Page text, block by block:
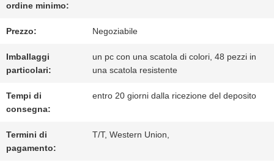
NOTIZIE
CASI
MAPPA
ordine minimo:
Prezzo: Negoziabile
Imballaggi
particolari:
un pc con una scatola di colori, 48 pezzi in
una scatola resistente
Tempi di
consegna:
entro 20 giorni dalla ricezione del deposito
Termini di
pagamento:
T/T, Western Union,